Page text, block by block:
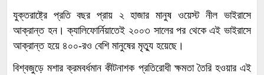
যুক্তরাষ্ট্রে প্রতি বছর প্রায় ২ হাজার মানুষ ওয়েস্ট নীল ভাইরাসে
আক্রান্ত হন। ক্যালিফোর্নিয়াতেই ২০০৩ সালের পর থেকে এই ভাইরাসে
আক্রান্ত হয়ে ৪০০-রও বেশি মানুষের মৃত্যু হয়েছে।
বিশ্বজুড়ে মশার ক্রমবর্ধমান কীটনাশক প্রতিরোধী ক্ষমতা তৈরি হওয়ার এই